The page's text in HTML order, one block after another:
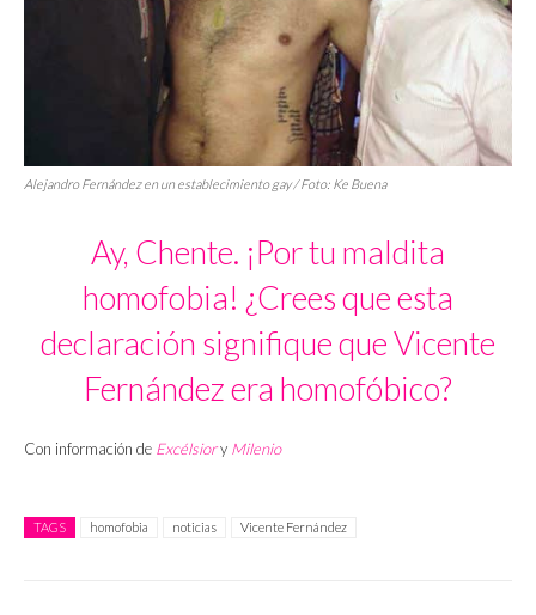
Alejandro Fernández en un establecimiento gay / Foto: Ke Buena
Ay, Chente. ¡Por tu maldita
homofobia! ¿Crees que esta
declaración signifique que Vicente
Fernández era homofóbico?
Con información de Excélsiory Milenio
TAGS homofobia noticias Vicente Fernández